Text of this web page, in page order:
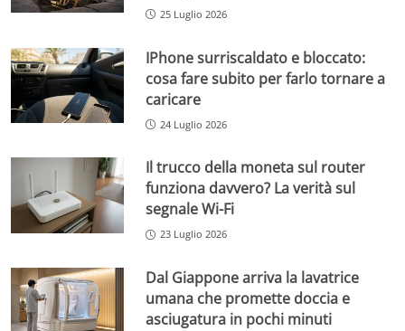
25 Luglio 2026
IPhone surriscaldato e bloccato:
cosa fare subito per farlo tornare a
caricare
24 Luglio 2026
Il trucco della moneta sul router
funziona davvero? La verità sul
segnale Wi-Fi
23 Luglio 2026
Dal Giappone arriva la lavatrice
umana che promette doccia e
asciugatura in pochi minuti